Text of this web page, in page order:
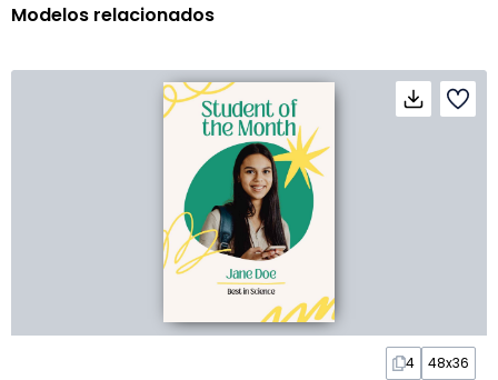
Modelos relacionados
4 48x36